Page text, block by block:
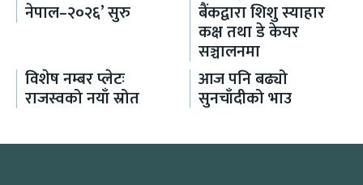
नेपाल–२०२६’ सुरु बैंकद्वारा शिशु स्याहार
कक्ष तथा डे केयर
सञ्चालनमा
विशेष नम्बर प्लेटः
राजस्वको नयाँ स्रोत
आज पनि बढ्यो
सुनचाँदीको भाउ